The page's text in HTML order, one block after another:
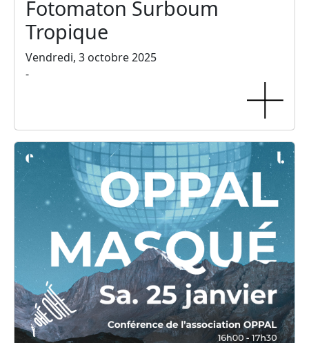
Fotomaton Surboum
Tropique
Vendredi, 3 octobre 2025
-